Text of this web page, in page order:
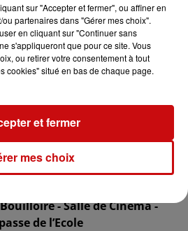
- Salle de Cinéma -
de l’Ecole
sur "Accepter et fermer", ou affiner en
partenaires dans "Gérer mes choix".
en cliquant sur "Continuer sans
s'appliqueront que pour ce site. Vous
ou retirer votre consentement à tout
cookies" situé en bas de chaque page.
mes choix
et fermer